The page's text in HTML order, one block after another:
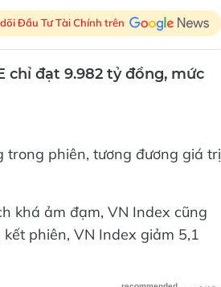
Đầu Tư Tài Chính trên
chỉ đạt 9.982 tỷ đồng, mức
trong phiên, tương đương giá trị
khá ảm đạm, VN Index cũng
phiên, VN Index giảm 5,1